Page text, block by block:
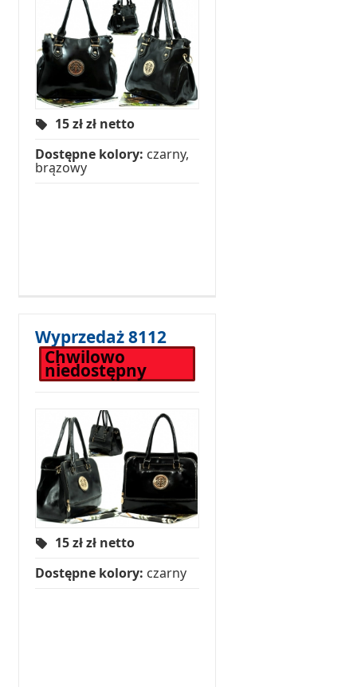
15 złzł netto
Dostępne kolory: czarny,
brązowy
Wyprzedaż 8112
Chwilowo
niedostępny
15 złzł netto
Dostępne kolory: czarny